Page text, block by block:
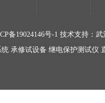
备19024146号-1 技术支持： 武
统 承修试设备 继电保护测试仪